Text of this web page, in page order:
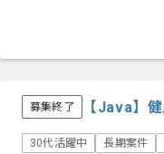
募集終了 【Java】
30代活躍中 長期案件